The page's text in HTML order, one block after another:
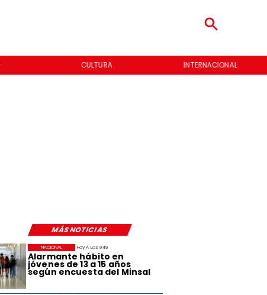
CULTURA INTERNACIONAL
MÁS NOTICIAS
Hoy A Las 9:49
Alarmante hábito en
jóvenes de 13 a 15 años
según encuesta del Minsal
NACIONAL